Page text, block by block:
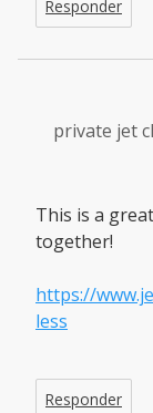
Responder
private jet
This is a
together!
https://
less
Responder